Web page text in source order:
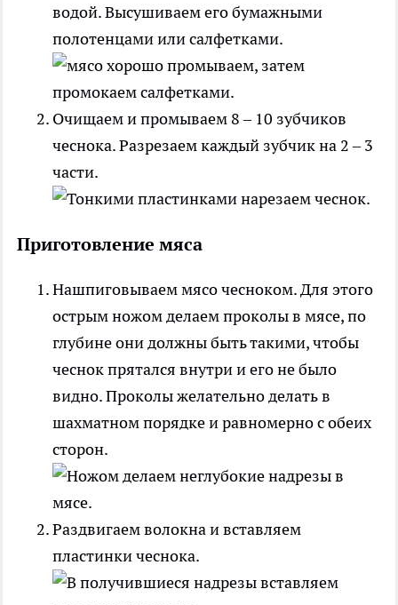
водой. Высушиваем его бумажными
полотенцами или салфетками.
Очищаем и промываем 8 – 10 зубчиков
чеснока. Разрезаем каждый зубчик на 2 – 3
части.
Приготовление мяса
Нашпиговываем мясо чесноком. Для этого
острым ножом делаем проколы в мясе, по
глубине они должны быть такими, чтобы
чеснок прятался внутри и его не было
видно. Проколы желательно делать в
шахматном порядке и равномерно с обеих
сторон.
Раздвигаем волокна и вставляем
пластинки чеснока.